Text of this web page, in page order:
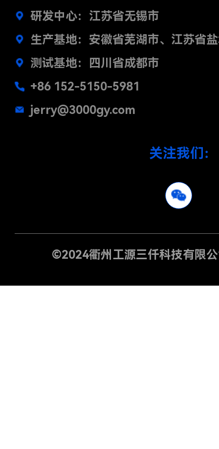
研发中心：江苏省无锡市
生产基地：安徽省芜湖市、江苏省
测试基地：四川省成都市
+86 152-5150-5981
jerry@3000gy.com
关注我们：
©2024衢州工源三仟科技有限